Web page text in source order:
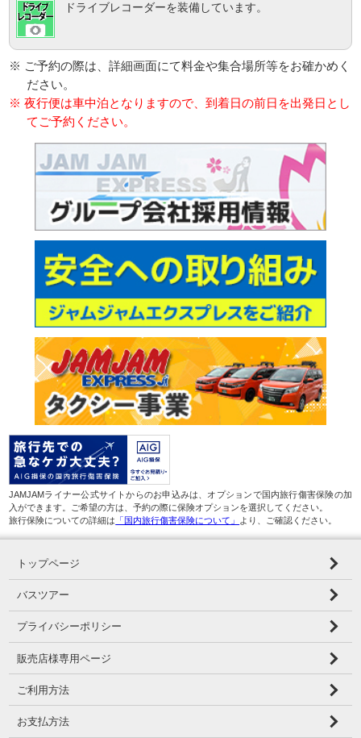
ドライブレコーダーを装備しています。
※ ご予約の際は、詳細画面にて料金や集合場所等をお確かめく
ださい。
※ 夜行便は車中泊となりますので、到着日の前日を出発日とし
てご予約ください。
JAMJAMライナー公式サイトからのお申込みは、オプションで国内旅行傷害保険の加
入ができます。ご希望の方は、予約の際に保険オプションを選択してください。
旅行保険についての詳細は 「国内旅行傷害保険について」 より、ご確認ください。
トップページ
バスツアー
プライバシーポリシー
販売店様専用ページ
ご利用方法
お支払方法